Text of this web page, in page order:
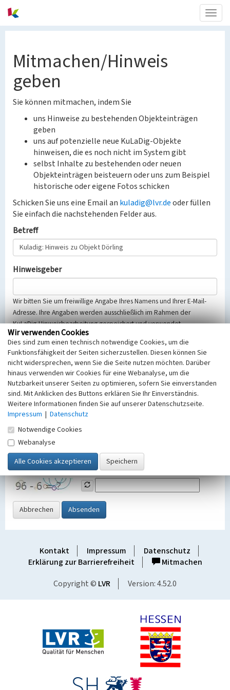
Mitmachen/Hinweis
geben
Sie können mitmachen, indem Sie
uns Hinweise zu bestehenden Objekteinträgen
geben
uns auf potenzielle neue KuLaDig-Objekte
hinweisen, die es noch nicht im System gibt
selbst Inhalte zu bestehenden oder neuen
Objekteinträgen beisteuern oder uns zum Beispiel
historische oder eigene Fotos schicken
Schicken Sie uns eine Email an kuladig@lvr.deoder füllen
Sie einfach die nachstehenden Felder aus.
Betreff
Hinweisgeber
Wir bitten Sie um freiwillige Angabe Ihres Namens und Ihrer E-Mail-
Adresse. Ihre Angaben werden ausschließlich im Rahmen der
KuLaDig-Hinweisbearbeitung gespeichert und verwendet.
Selbstverständlich werden diese entsprechend der Vorschriften des
Telemediengesetzes, des Datenschutzgesetzes NRW und der seit
dem 25.05.2018 gültigen Europäischen Datenschutzgrundverordnung
(EU-DSGVO) vertraulich behandelt, beachten Sie bitte unsere
Hinweise zumDatenschutz
Nachricht
SicherheitsabfrageTragen Sie unten das Rechenergebnis aus der
Grafik ein
Abbrechen Absenden
Kontakt Impressum
Datenschutz
Erklärung zur Barrierefreiheit
Mitmachen
Copyright © LVR Version: 4.52.0
Wir verwenden Cookies
Dies sind zum einen technisch notwendige Cookies, um die
Funktionsfähigkeit der Seiten sicherzustellen. Diesen können Sie
nicht widersprechen, wenn Sie die Seite nutzen möchten. Darüber
hinaus verwenden wir Cookies für eine Webanalyse, um die
Nutzbarkeit unserer Seiten zu optimieren, sofern Sie einverstanden
sind. Mit Anklicken des Buttons erklären Sie Ihr Einverständnis.
Weitere Informationen finden Sie auf unserer Datenschutzseite.
Impressum | Datenschutz
Notwendige Cookies
Webanalyse